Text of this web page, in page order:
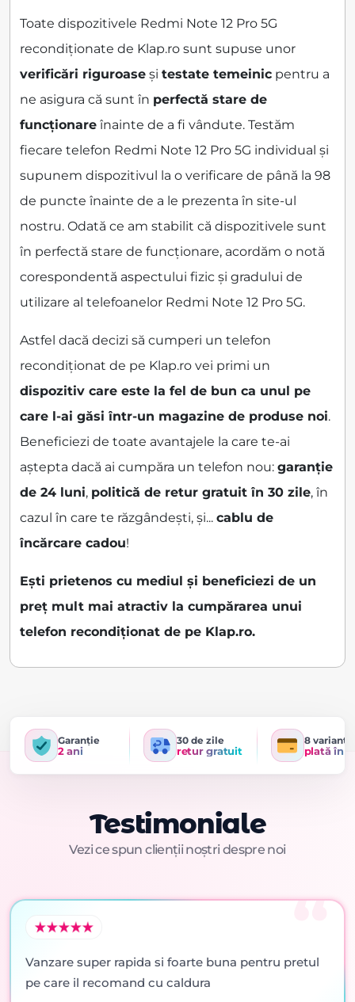
Toate dispozitivele Redmi Note 12 Pro 5G
recondiționate de Klap.ro sunt supuse unor
verificări riguroase și testate temeinic pentru a
ne asigura că sunt în perfectă stare de
funcționare înainte de a fi vândute. Testăm
fiecare telefon Redmi Note 12 Pro 5G individual și
supunem dispozitivul la o verificare de până la 98
de puncte înainte de a le prezenta în site-ul
nostru. Odată ce am stabilit că dispozitivele sunt
în perfectă stare de funcționare, acordăm o notă
corespondentă aspectului fizic și gradului de
utilizare al telefoanelor Redmi Note 12 Pro 5G.
Astfel dacă decizi să cumperi un telefon
recondiționat de pe Klap.ro vei primi un
dispozitiv care este la fel de bun ca unul pe
care l-ai găsi într-un magazine de produse noi.
Beneficiezi de toate avantajele la care te-ai
aștepta dacă ai cumpăra un telefon nou: garanție
de 24 luni, politică de retur gratuit în 30 zile, în
cazul în care te răzgândești, și... cablu de
încărcare cadou!
Ești prietenos cu mediul și beneficiezi de un
preț mult mai atractiv la cumpărarea unui
telefon recondiționat de pe Klap.ro.
Garanție
2 ani
30 de zile
retur gratuit
8 variante
plată în
Testimoniale
Vezi ce spun clienții noștri despre noi
Vanzare super rapida si foarte buna pentru pretul
pe care il recomand cu caldura